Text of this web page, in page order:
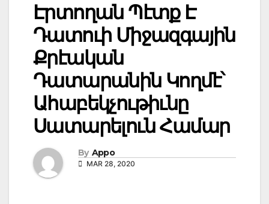
Էրտողան Պէտք Է
Դատուի Միջազգային
Քրէական
Դատարանին Կողմէ՝
Ահաբեկչութիւնը
Սատարելուն Համար
By Appo
MAR 28, 2020